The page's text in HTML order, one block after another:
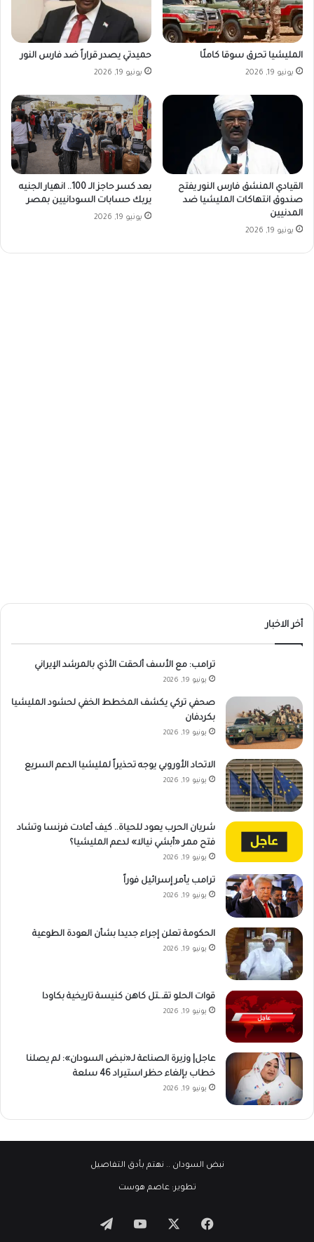
المليشيا تحرق سوقا كاملًا
يونيو 19, 2026
حميدتي يصدر قراراً ضد فارس النور
يونيو 19, 2026
القيادي المنشق فارس النور يفتح
صندوق انتهاكات المليشيا ضد
المدنيين
يونيو 19, 2026
بعد كسر حاجز الـ 100.. انهيار الجنيه
يربك حسابات السودانيين بمصر
يونيو 19, 2026
أخر الاخبار
ترامب: مع الأسف ألحقت الأذي بالمرشد الإيراني
يونيو 19, 2026
صحفي تركي يكشف المخطط الخفي لحشود المليشيا
بكردفان
يونيو 19, 2026
الاتحاد الأوروبي يوجه تحذيراً لمليشيا الدعم السريع
يونيو 19, 2026
شريان الحرب يعود للحياة.. كيف أعادت فرنسا وتشاد
فتح ممر «أبشي نيالا» لدعم المليشيا؟
يونيو 19, 2026
ترامب يأمر إسرائيل فوراً
يونيو 19, 2026
الحكومة تعلن إجراء جديدا بشأن العودة الطوعية
يونيو 19, 2026
قوات الحلو تقـ.ـتل كاهن كنيسة تاريخية بكاودا
يونيو 19, 2026
عاجل| وزيرة الصناعة لـ«نبض السودان»: لم يصلنا
خطاب بإلغاء حظر استيراد 46 سلعة
يونيو 19, 2026
نبض السودان .. نهتم بأدق التفاصيل
تطوير:عاصم هوست
فيسبوك ‫YouTubeتيلقرام